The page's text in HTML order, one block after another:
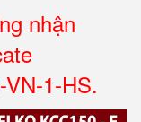
nhận
1-HS.